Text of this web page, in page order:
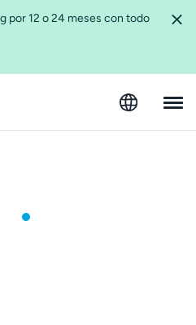
por 12 o 24 meses con todo